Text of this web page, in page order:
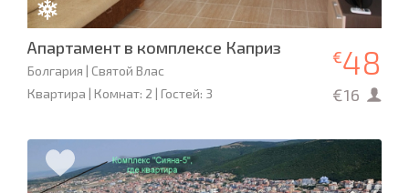
Апартамент в комплексе Каприз
Болгария | Святой Влас
Квартира | Комнат: 2 | Гостей: 3
€48
€16